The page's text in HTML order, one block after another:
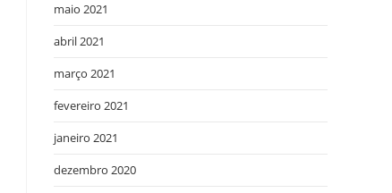
maio 2021
abril 2021
março 2021
fevereiro 2021
janeiro 2021
dezembro 2020